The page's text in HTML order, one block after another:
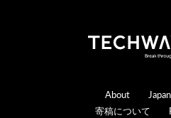
Footer
About Japan
寄稿について